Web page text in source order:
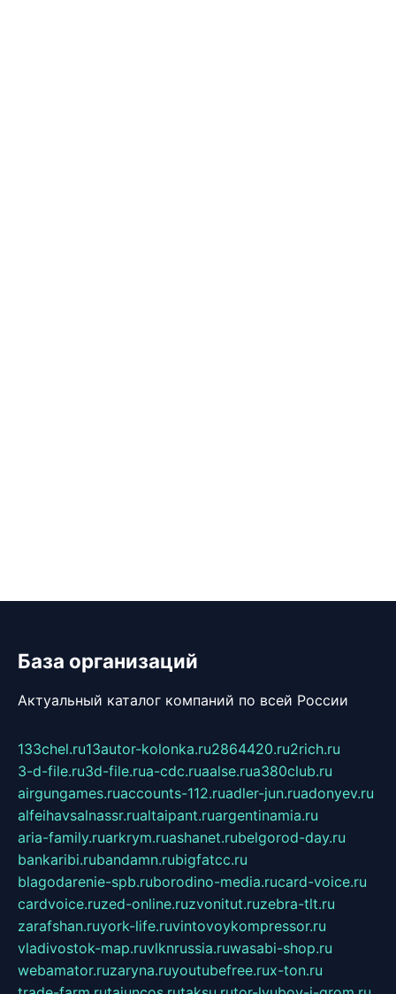
База организаций
Актуальный каталог компаний по всей России
133chel.ru13autor-kolonka.ru2864420.ru2rich.ru
3-d-file.ru3d-file.rua-cdc.ruaalse.rua380club.ru
airgungames.ruaccounts-112.ruadler-jun.ruadonyev.ru
alfeihavsalnassr.rualtaipant.ruargentinamia.ru
aria-family.ruarkrym.ruashanet.rubelgorod-day.ru
bankaribi.rubandamn.rubigfatcc.ru
blagodarenie-spb.ruborodino-media.rucard-voice.ru
cardvoice.ruzed-online.ruzvonitut.ruzebra-tlt.ru
zarafshan.ruyork-life.ruvintovoykompressor.ru
vladivostok-map.ruvlknrussia.ruwasabi-shop.ru
webamator.ruzaryna.ruyoutubefree.rux-ton.ru